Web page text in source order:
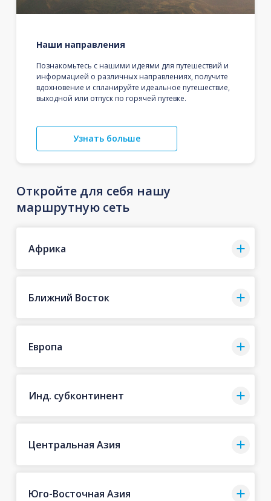
Наши направления
Познакомьтесь с нашими идеями для путешествий и
информацией о различных направлениях, получите
вдохновение и спланируйте идеальное путешествие,
выходной или отпуск по горячей путевке.
Узнать больше
Откройте для себя нашу
маршрутную сеть
Африка
Ближний Восток
Европа
Инд. субконтинент
Центральная Азия
Юго-Восточная Азия